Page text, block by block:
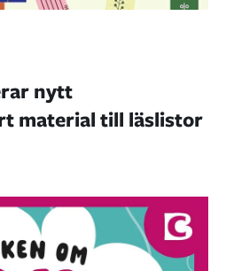
nytt
material till läslistor